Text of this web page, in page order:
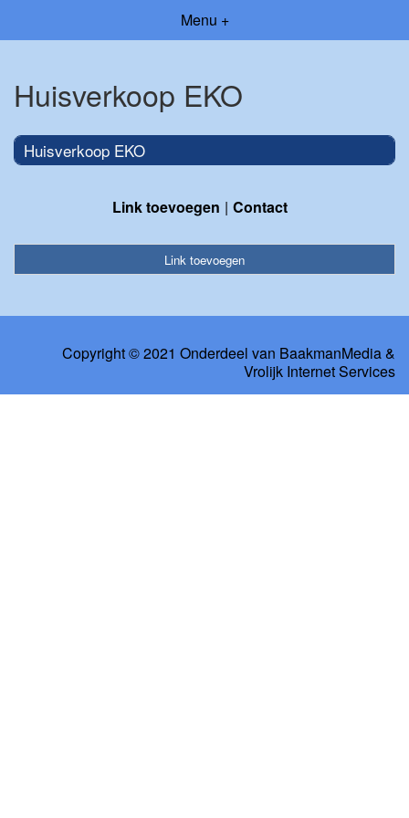
Menu +
Huisverkoop EKO
Huisverkoop EKO
Link toevoegen Contact
Link toevoegen
Copyright © 2021 Onderdeel van BaakmanMedia&
Vrolijk Internet Services